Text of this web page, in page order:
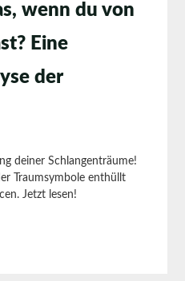
wenn du von
Eine
der
deiner Schlangenträume!
Traumsymbole enthüllt
Jetzt lesen!